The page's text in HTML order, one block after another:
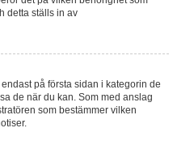
detta ställs in av
på första sidan i kategorin de
de när du kan. Som med anslag
som bestämmer vilken